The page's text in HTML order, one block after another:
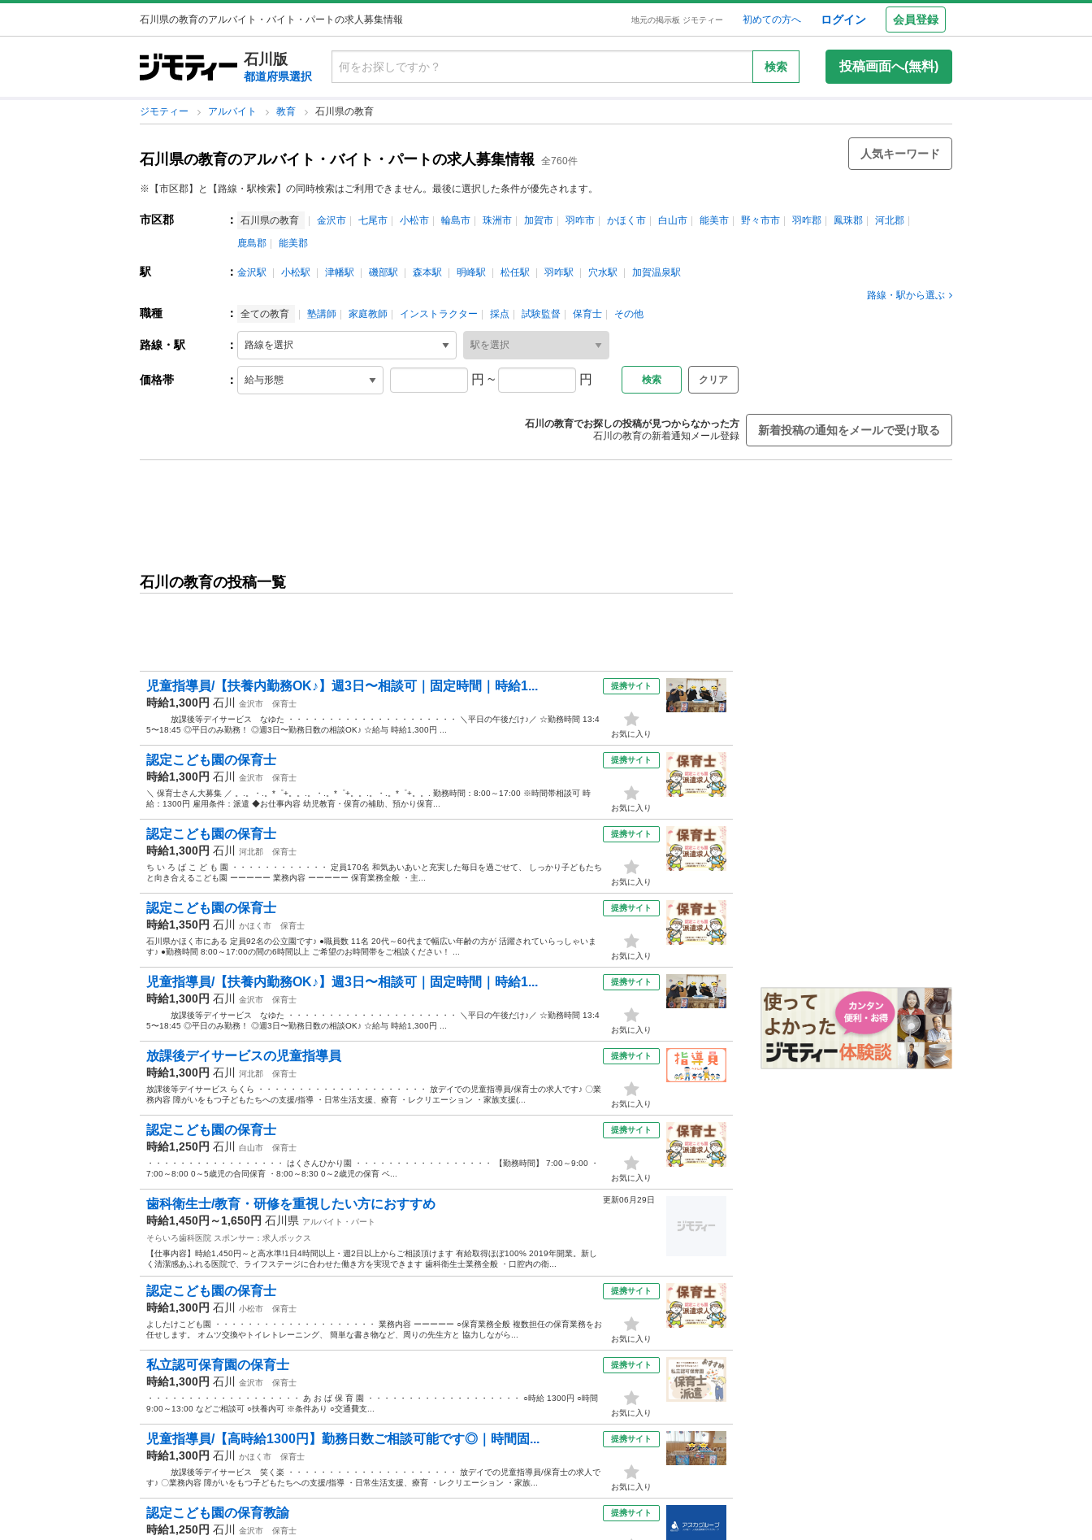
石川県の教育のアルバイト・バイト・パートの求人募集情報 地元の掲示板 ジモティー 初めての方へ ログイン 会員登録
石川版
都道府県選択
検索 投稿画面へ(無料)
ジモティー アルバイト 教育 石川県の教育
石川県の教育のアルバイト・バイト・パートの求人募集情報 全760件
人気キーワード
※【市区郡】と【路線・駅検索】の同時検索はご利用できません。最後に選択した条件が優先されます。
市区郡 ： 石川県の教育 金沢市 七尾市 小松市 輪島市 珠洲市 加賀市 羽咋市 かほく市 白山市 能美市 野々市市 羽咋郡 鳳珠郡
河北郡
鹿島郡
能美郡
駅 ： 金沢駅 小松駅 津幡駅 磯部駅 森本駅 明峰駅 松任駅 羽咋駅 穴水駅
加賀温泉駅
路線・駅から選ぶ
職種 ： 全ての教育 塾講師 家庭教師 インストラクター 採点 試験監督 保育士 その他
路線・駅 ：
価格帯 ： 円 ~ 円 クリア
石川の教育でお探しの投稿が見つからなかった方
石川の教育の新着通知メール登録
新着投稿の通知をメールで受け取る
石川の教育の投稿一覧
児童指導員/【扶養内勤務OK♪】週3日〜相談可｜固定時間｜時給1...
時給1,300円 石川 金沢市
保育士
放課後等デイサービス なゆた ・・・・・・・・・・・・・・・・・・・・・ ＼平日の午後だけ♪／ ☆勤務時間 13:4
5〜18:45 ◎平日のみ勤務！ ◎週3日〜勤務日数の相談OK♪ ☆給与 時給1,300円 ...
提携サイト
お気に入り
認定こども園の保育士
時給1,300円 石川 金沢市
保育士
＼ 保育士さん大募集 ／ 。.。・.。*゜+。。.。・.。*゜+。。.。・.。*゜+。。. 勤務時間：8:00～17:00 ※時間帯相談可 時
給：1300円 雇用条件：派遣 ◆お仕事内容 幼児教育・保育の補助、預かり保育...
提携サイト
お気に入り
認定こども園の保育士
時給1,300円 石川 河北郡
保育士
ち い ろ ば こ ど も 園 ・・・・・・・・・・・・ 定員170名 和気あいあいと充実した毎日を過ごせて、 しっかり子どもたち
と向き合えるこども園 ーーーーー 業務内容 ーーーーー 保育業務全般 ・主...
提携サイト
お気に入り
認定こども園の保育士
時給1,350円 石川 かほく市
保育士
石川県かほく市にある 定員92名の公立園です♪ ●職員数 11名 20代～60代まで幅広い年齢の方が 活躍されていらっしゃいま
す♪ ●勤務時間 8:00～17:00の間の6時間以上 ご希望のお時間帯をご相談ください！ ...
提携サイト
お気に入り
児童指導員/【扶養内勤務OK♪】週3日〜相談可｜固定時間｜時給1...
時給1,300円 石川 金沢市
保育士
放課後等デイサービス なゆた ・・・・・・・・・・・・・・・・・・・・・ ＼平日の午後だけ♪／ ☆勤務時間 13:4
5〜18:45 ◎平日のみ勤務！ ◎週3日〜勤務日数の相談OK♪ ☆給与 時給1,300円 ...
提携サイト
お気に入り
放課後デイサービスの児童指導員
時給1,300円 石川 河北郡
保育士
放課後等デイサービス らくら ・・・・・・・・・・・・・・・・・・・・・ 放デイでの児童指導員/保育士の求人です♪ 〇業
務内容 障がいをもつ子どもたちへの支援/指導 ・日常生活支援、療育 ・レクリエーション ・家族支援(...
提携サイト
お気に入り
認定こども園の保育士
時給1,250円 石川 白山市
保育士
・・・・・・・・・・・・・・・・・ はくさんひかり園 ・・・・・・・・・・・・・・・・・ 【勤務時間】 7:00～9:00 ・
7:00～8:00 0～5歳児の合同保育 ・8:00～8:30 0～2歳児の保育 ベ...
提携サイト
お気に入り
歯科衛生士/教育・研修を重視したい方におすすめ
時給1,450円～1,650円 石川県 アルバイト・パート
そらいろ歯科医院 スポンサー：求人ボックス
【仕事内容】時給1,450円～と高水準!1日4時間以上・週2日以上からご相談頂けます 有給取得ほぼ100% 2019年開業。新し
く清潔感あふれる医院で、ライフステージに合わせた働き方を実現できます 歯科衛生士業務全般 ・口腔内の衛...
更新06月29日
認定こども園の保育士
時給1,300円 石川 小松市
保育士
よしたけこども園 ・・・・・・・・・・・・・・・・・・・・ 業務内容 ーーーーー ○保育業務全般 複数担任の保育業務をお
任せします。 オムツ交換やトイレトレーニング、 簡単な書き物など、周りの先生方と 協力しながら...
提携サイト
お気に入り
私立認可保育園の保育士
時給1,300円 石川 金沢市
保育士
・・・・・・・・・・・・・・・・・・・ あ お ば 保 育 園 ・・・・・・・・・・・・・・・・・・・ ○時給 1300円 ○時間
9:00～13:00 などご相談可 ○扶養内可 ※条件あり ○交通費支...
提携サイト
お気に入り
児童指導員/【高時給1300円】勤務日数ご相談可能です◎｜時間固...
時給1,300円 石川 かほく市
保育士
放課後等デイサービス 笑く楽 ・・・・・・・・・・・・・・・・・・・・・ 放デイでの児童指導員/保育士の求人で
す♪ 〇業務内容 障がいをもつ子どもたちへの支援/指導 ・日常生活支援、療育 ・レクリエーション ・家族...
提携サイト
お気に入り
認定こども園の保育教諭
時給1,250円 石川 金沢市
保育士
提携サイト